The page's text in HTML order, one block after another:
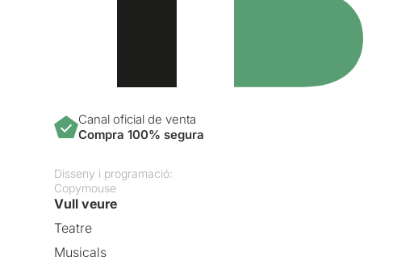
Canal oficial de venta
Compra 100% segura
Disseny i programació:
Copymouse
Vull veure
Teatre
Musicals